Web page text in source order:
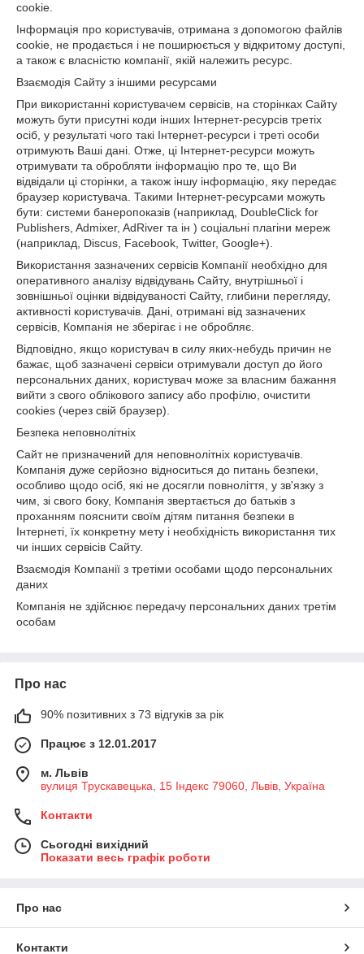
cookie.
Інформація про користувачів, отримана з допомогою файлів
cookie, не продається і не поширюється у відкритому доступі,
а також є власністю компанії, якій належить ресурс.
Взаємодія Сайту з іншими ресурсами
При використанні користувачем сервісів, на сторінках Сайту
можуть бути присутні коди інших Інтернет-ресурсів третіх
осіб, у результаті чого такі Інтернет-ресурси і треті особи
отримують Ваші дані. Отже, ці Інтернет-ресурси можуть
отримувати та обробляти інформацію про те, що Ви
відвідали ці сторінки, а також іншу інформацію, яку передає
браузер користувача. Такими Інтернет-ресурсами можуть
бути: системи банеропоказів (наприклад, DoubleClick for
Publishers, Admixer, AdRiver та ін ) соціальні плагіни мереж
(наприклад, Discus, Facebook, Twitter, Google+).
Використання зазначених сервісів Компанії необхідно для
оперативного аналізу відвідувань Сайту, внутрішньої і
зовнішньої оцінки відвідуваності Сайту, глибини перегляду,
активності користувачів. Дані, отримані від зазначених
сервісів, Компанія не зберігає і не обробляє.
Відповідно, якщо користувач в силу яких-небудь причин не
бажає, щоб зазначені сервіси отримували доступ до його
персональних даних, користувач може за власним бажання
вийти з свого облікового запису або профілю, очистити
cookies (через свій браузер).
Безпека неповнолітніх
Сайт не призначений для неповнолітніх користувачів.
Компанія дуже серйозно відноситься до питань безпеки,
особливо щодо осіб, які не досягли повноліття, у зв'язку з
чим, зі свого боку, Компанія звертається до батьків з
проханням пояснити своїм дітям питання безпеки в
Інтернеті, їх конкретну мету і необхідність використання тих
чи інших сервісів Сайту.
Взаємодія Компанії з третіми особами щодо персональних
даних
Компанія не здійснює передачу персональних даних третім
особам
Про нас
90% позитивних з 73 відгуків за рік
Працює з 12.01.2017
м. Львів
вулиця Трускавецька, 15 Індекс 79060, Львів, Україна
Контакти
Сьогодні вихідний
Показати весь графік роботи
Про нас
Контакти